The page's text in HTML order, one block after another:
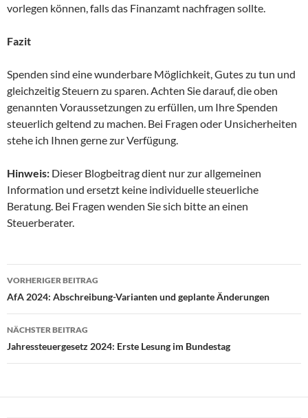
vorlegen können, falls das Finanzamt nachfragen sollte.
Fazit
Spenden sind eine wunderbare Möglichkeit, Gutes zu tun und
gleichzeitig Steuern zu sparen. Achten Sie darauf, die oben
genannten Voraussetzungen zu erfüllen, um Ihre Spenden
steuerlich geltend zu machen. Bei Fragen oder Unsicherheiten
stehe ich Ihnen gerne zur Verfügung.
Hinweis: Dieser Blogbeitrag dient nur zur allgemeinen
Information und ersetzt keine individuelle steuerliche
Beratung. Bei Fragen wenden Sie sich bitte an einen
Steuerberater.
Beitragsnavigation
VORHERIGER BEITRAG
AfA 2024: Abschreibung-Varianten und geplante Änderungen
NÄCHSTER BEITRAG
Jahressteuergesetz 2024: Erste Lesung im Bundestag